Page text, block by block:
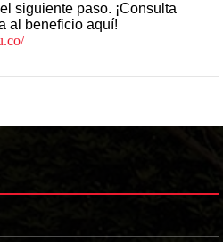
siguiente paso. ¡Consulta
al beneficio aquí!